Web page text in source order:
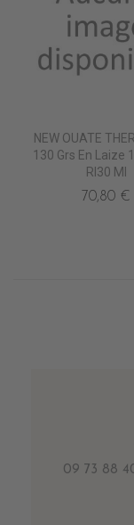
NEW OUATE
130 Grs En Laize
Rl30 Ml
70,80 €
09 73 88